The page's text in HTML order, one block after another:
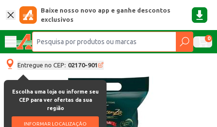
Baixe nosso novo app e ganhe descontos
exclusivos
0
Entregue no CEP: 02170-901
Escolha uma loja ou informe seu
CEP para ver ofertas da sua
região
INFORMAR LOCALIZAÇÃO